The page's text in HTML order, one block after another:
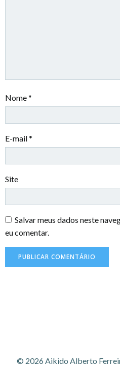
Nome*
E-mail*
Site
Salvar meus dados neste
eu comentar.
© 2026 Aikido Alberto